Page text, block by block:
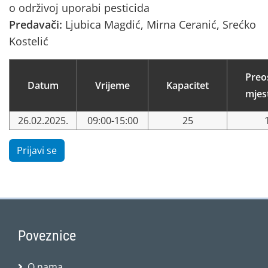
o održivoj uporabi pesticida
Predavači: Ljubica Magdić, Mirna Ceranić, Srećko
Kostelić
Datum Vrijeme Kapacitet
26.02.2025. 09:00-15:00 25
Prijavi se
Poveznice